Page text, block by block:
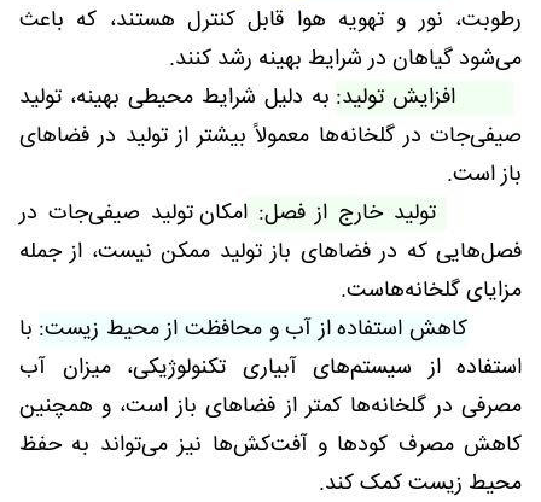
رطوبت، نور و تهویه هوا قابل کنترل هستند، که باعث
می‌شود گیاهان در شرایط بهینه رشد کنند.
افزایش تولید: به دلیل شرایط محیطی بهینه، تولید
صیفی‌جات در گلخانه‌ها معمولاً بیشتر از تولید در فضاهای
باز است.
تولید خارج از فصل:امکان تولید صیفی‌جات در
فصل‌هایی که در فضاهای باز تولید ممکن نیست، از جمله
مزایای گلخانه‌هاست.
کاهش استفاده از آب و محافظت از محیط زیست: با
استفاده از سیستم‌های آبیاری تکنولوژیکی، میزان آب
مصرفی در گلخانه‌ها کمتر از فضاهای باز است، و همچنین
کاهش مصرف کودها و آفت‌کش‌ها نیز می‌تواند به حفظ
محیط زیست کمک کند.